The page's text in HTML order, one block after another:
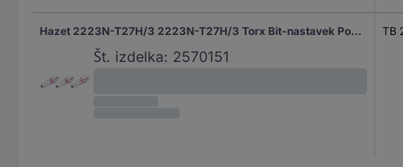
Hazet 2223N-T27H/3 2223N-T27H/3 Torx Bit-nastavek Pogon (izvijač): 1/4" (6.3 mm) Pogon: TX TB 27 25 mm
Št. izdelka: 2570151
TB